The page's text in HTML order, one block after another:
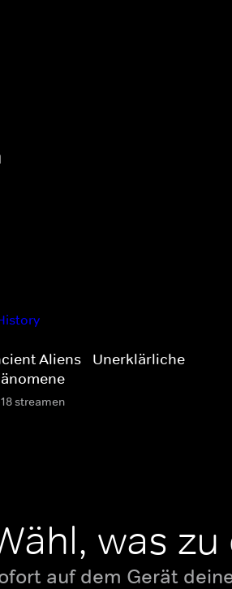
Aliens - Unerklärliche
streamen
was
auf dem Gerät